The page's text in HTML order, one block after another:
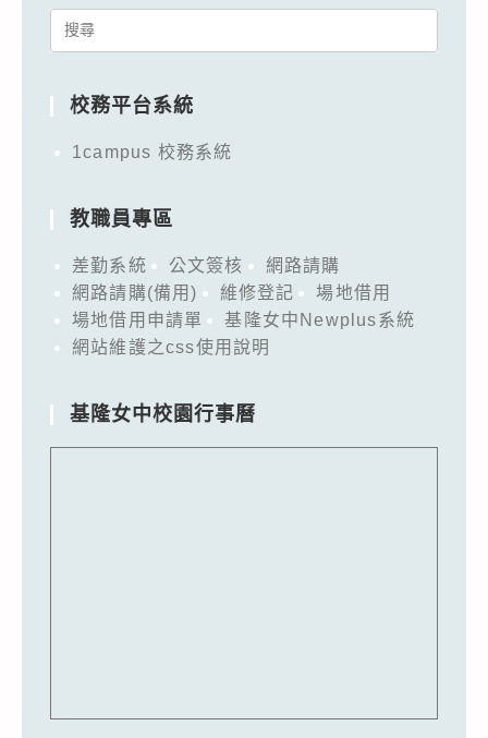
Search
校務平台系統
1campus 校務系統
教職員專區
差勤系統 公文簽核
網路請購
網路請購(備用)
維修登記
場地借用
場地借用申請單
基隆女中Newplus系統
網站維護之css使用說明
基隆女中校園行事曆